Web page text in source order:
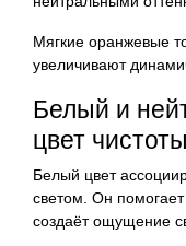
Мягкие оранжевые
увеличивают
Белый и
цвет
Белый цвет
светом. Он
создаёт ощущение